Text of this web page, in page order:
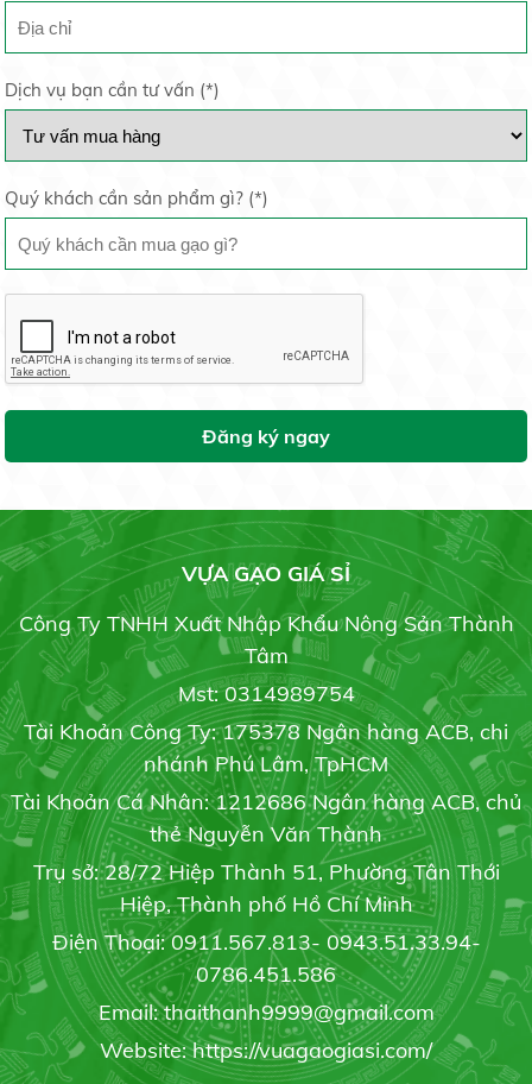
GẠO ST24
Liên hệ
Gạo St21
Liên hệ
Gạo Đài Thơm 8
Gạo OM 5451
Liên hệ
Gạo Hàm Châu củ
Liên hệ
Gạo RI504
Liên hệ
Lúa ốm yếu khi mang bầu do thời tiết hay canh tác
19/05/2020
Giải pháp tối ưu phòng trừ bệnh cháy bìa lá
19/05/2020
Trồng dưa lưới trong nhà: Hiệu quả bất ngời
19/05/2020
6 bước bảo quản hoa cúc sau thu hoạch
19/05/2020
3 phương pháp phục hồi cây caphe nhiểm sương
muối
19/05/2020
BẢNG GIÁ GẠO HÔM NAY
21/07/2021
Gạo chuyên dùng cơm chiên
19/07/2021
Dịch vụ bạn cần tư vấn (*)
Quý khách cần sản phẩm gì? (*)
Đăng ký ngay
VỰA GẠO GIÁ SỈ
Công Ty TNHH Xuất Nhập Khẩu Nông Sản Thành
Tâm
Mst: 0314989754
Tài Khoản Công Ty: 175378 Ngân hàng ACB, chi
nhánh Phú Lâm, TpHCM
Tài Khoản Cá Nhân: 1212686 Ngân hàng ACB, chủ
thẻ Nguyễn Văn Thành
Trụ sở: 28/72 Hiệp Thành 51, Phường Tân Thới
Hiệp, Thành phố Hồ Chí Minh
Điện Thoại: 0911.567.813- 0943.51.33.94-
0786.451.586
Email: thaithanh9999@gmail.com
Website: https://vuagaogiasi.com/